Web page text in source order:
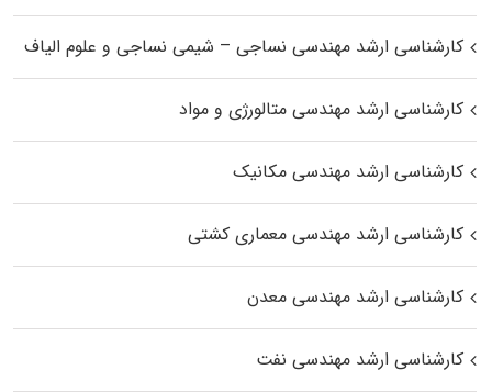
کارشناسی ارشد مهندسی نساجی – شیمی نساجی و علوم الیاف
کارشناسی ارشد مهندسی متالورژی و مواد
کارشناسی ارشد مهندسی مکانیک
کارشناسی ارشد مهندسی معماری کشتی
کارشناسی ارشد مهندسی معدن
کارشناسی ارشد مهندسی نفت